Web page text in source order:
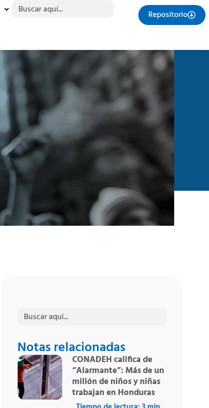
Buscar:
Repositorio
Buscar:
Notas relacionadas
CONADEH califica de
“Alarmante”: Más de un
millón de niños y niñas
trabajan en Honduras